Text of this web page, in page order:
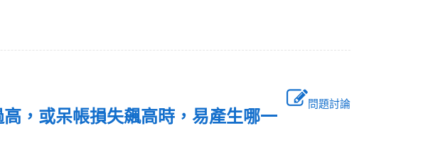
問題討論
，或呆帳損失飆高時，易產生哪一